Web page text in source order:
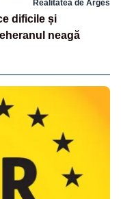
Realitatea de Arges
dificile și
neagă